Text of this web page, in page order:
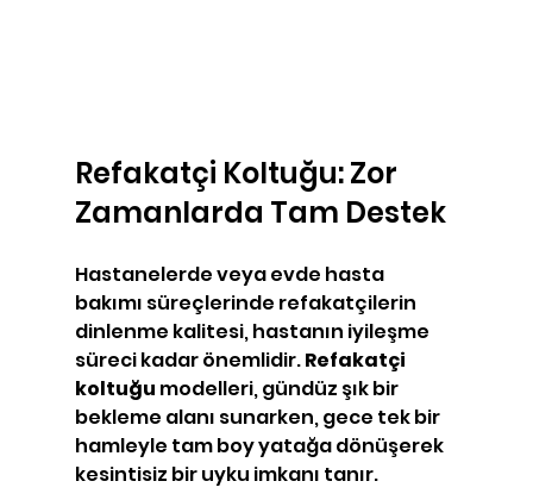
Refakatçi Koltuğu: Zor
Zamanlarda Tam Destek
Hastanelerde veya evde hasta
bakımı süreçlerinde refakatçilerin
dinlenme kalitesi, hastanın iyileşme
süreci kadar önemlidir. Refakatçi
koltuğu modelleri, gündüz şık bir
bekleme alanı sunarken, gece tek bir
hamleyle tam boy yatağa dönüşerek
kesintisiz bir uyku imkanı tanır.